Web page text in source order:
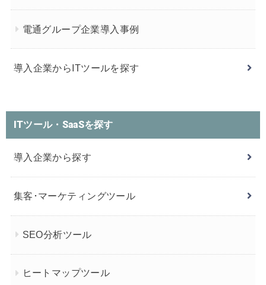
電通グループ企業導入事例
導入企業からITツールを探す
ITツール・SaaSを探す
導入企業から探す
集客･マーケティングツール
SEO分析ツール
ヒートマップツール